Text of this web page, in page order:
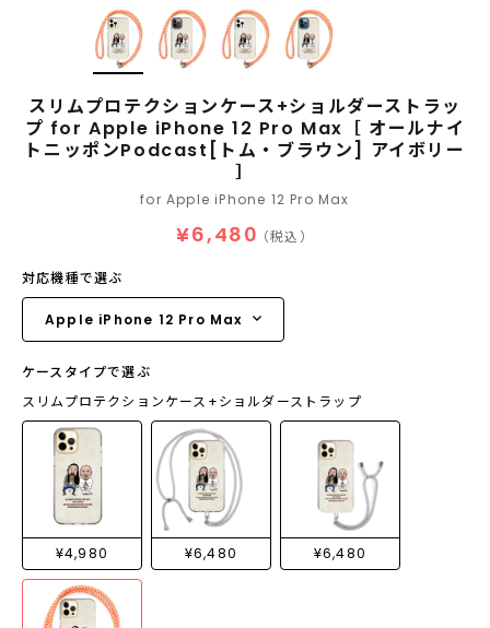
スリムプロテクションケース+ショルダーストラッ
プ for Apple iPhone 12 Pro Max［ オールナイ
トニッポンPodcast[トム・ブラウン] アイボリー
］
for Apple iPhone 12 Pro Max
¥6,480 （税込）
対応機種で選ぶ
ケースタイプで選ぶ
スリムプロテクションケース+ショルダーストラップ
¥4,980 ¥6,480 ¥6,480